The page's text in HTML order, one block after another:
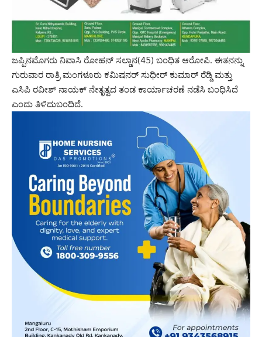
ಜಪ್ಪಿನಮೊಗರು ನಿವಾಸಿ ರೋಹನ್ ಸಲ್ಡಾನ(45) ಬಂಧಿತ ಆರೋಪಿ. ಈತನನ್ನು
ಗುರುವಾರ ರಾತ್ರಿ ಮಂಗಳೂರು ಕಮಿಷನರ್ ಸುಧೀರ್ ಕುಮಾರ್ ರೆಡ್ಡಿ ಮತ್ತು
ಎಸಿಪಿ ರವೀಶ್ ನಾಯಕ್ ನೇತೃತ್ವದ ತಂಡ ಕಾರ್ಯಾಚರಣೆ ನಡೆಸಿ ಬಂಧಿಸಿದೆ
ಎಂದು ತಿಳಿದುಬಂದಿದೆ.